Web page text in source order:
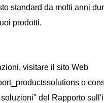
standard da molti anni
prodotti.
visitare il sito Web
o
del Rapporto